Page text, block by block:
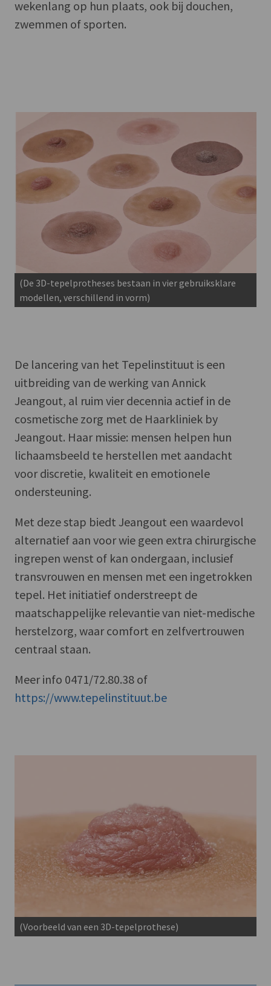
wekenlang op hun plaats, ook bij douchen,
zwemmen of sporten.
(De 3D-tepelprotheses bestaan in vier gebruiksklare
modellen, verschillend in vorm)
De lancering van het Tepelinstituut is een
uitbreiding van de werking van Annick
Jeangout, al ruim vier decennia actief in de
cosmetische zorg met de Haarkliniek by
Jeangout. Haar missie: mensen helpen hun
lichaamsbeeld te herstellen met aandacht
voor discretie, kwaliteit en emotionele
ondersteuning.
Met deze stap biedt Jeangout een waardevol
alternatief aan voor wie geen extra chirurgische
ingrepen wenst of kan ondergaan, inclusief
transvrouwen en mensen met een ingetrokken
tepel. Het initiatief onderstreept de
maatschappelijke relevantie van niet-medische
herstelzorg, waar comfort en zelfvertrouwen
centraal staan.
Meer info 0471/72.80.38 of
https://www.tepelinstituut.be
(Voorbeeld van een 3D-tepelprothese)